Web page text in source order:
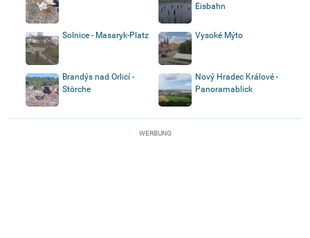
Eisbahn
Solnice - Masaryk-Platz Vysoké Mýto
Brandýs nad Orlicí -
Störche
Nový Hradec Králové -
Panoramablick
WERBUNG